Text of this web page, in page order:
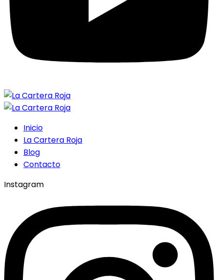
Inicio
La Cartera Roja
Blog
Contacto
Instagram